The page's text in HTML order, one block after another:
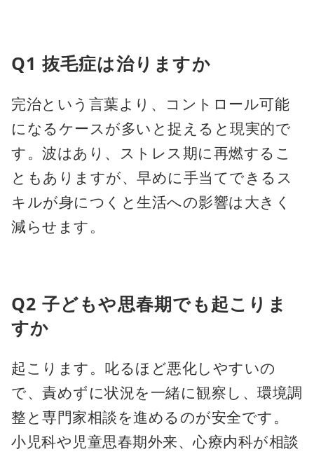
Q1 抜毛症は治りますか
完治という言葉より、コントロール可能
になるケースが多いと捉えると現実的で
す。波はあり、ストレス期に再燃するこ
ともありますが、早めに手当てできるス
キルが身につくと生活への影響は大きく
減らせます。
Q2 子どもや思春期でも起こりま
すか
起こります。叱るほど悪化しやすいの
で、責めずに状況を一緒に観察し、環境調
整と専門家相談を進めるのが安全です。
小児科や児童思春期外来、心療内科が相談